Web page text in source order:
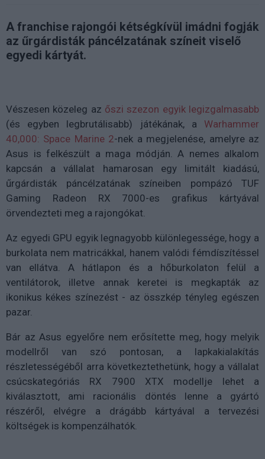
A franchise rajongói kétségkívül imádni fogják
az űrgárdisták páncélzatának színeit viselő
egyedi kártyát.
Vészesen közeleg az őszi szezon egyik legizgalmasabb
(és egyben legbrutálisabb) játékának, a Warhammer
40,000: Space Marine 2-nek a megjelenése, amelyre az
Asus is felkészült a maga módján. A nemes alkalom
kapcsán a vállalat hamarosan egy limitált kiadású,
űrgárdisták páncélzatának színeiben pompázó TUF
Gaming Radeon RX 7000-es grafikus kártyával
örvendezteti meg a rajongókat.
Az egyedi GPU egyik legnagyobb különlegessége, hogy a
burkolata nem matricákkal, hanem valódi fémdíszítéssel
van ellátva. A hátlapon és a hőburkolaton felül a
ventilátorok, illetve annak keretei is megkapták az
ikonikus kékes színezést - az összkép tényleg egészen
pazar.
Bár az Asus egyelőre nem erősítette meg, hogy melyik
modellről van szó pontosan, a lapkakialakítás
részletességéből arra következtethetünk, hogy a vállalat
csúcskategóriás RX 7900 XTX modellje lehet a
kiválasztott, ami racionális döntés lenne a gyártó
részéről, elvégre a drágább kártyával a tervezési
költségek is kompenzálhatók.